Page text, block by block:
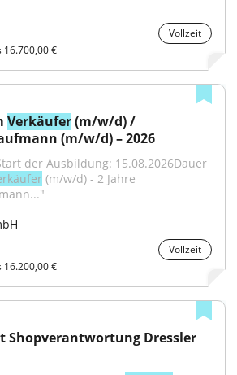
Vollzeit
16.700,00 €
Verkäufer (m/w/d) /
(m/w/d) – 2026
der Ausbildung: 15.08.2026Dauer
(m/w/d) - 2 Jahre
Vollzeit
16.200,00 €
Shopverantwortung Dressler